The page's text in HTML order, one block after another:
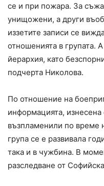
се и при пожара. За
унищожени, а други
иззетите записи се
отношенията в групата.
йерархия, като
подчерта Николова.
По отношение на
информацията,
възпламенили по време
група се е развивала
така и в чужбина. В
разследване от